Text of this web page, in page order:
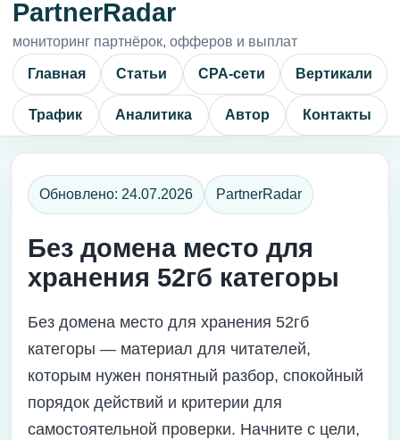
PartnerRadar
мониторинг партнёрок, офферов и выплат
Главная Статьи CPA-сети Вертикали
Трафик Аналитика Автор Контакты
Обновлено: 24.07.2026 PartnerRadar
Без домена место для
хранения 52гб категоры
Без домена место для хранения 52гб
категоры — материал для читателей,
которым нужен понятный разбор, спокойный
порядок действий и критерии для
самостоятельной проверки. Начните с цели,